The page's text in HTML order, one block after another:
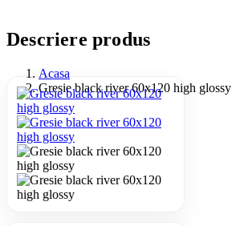
Descriere produs
Acasa
Gresie black river 60x120 high glossy